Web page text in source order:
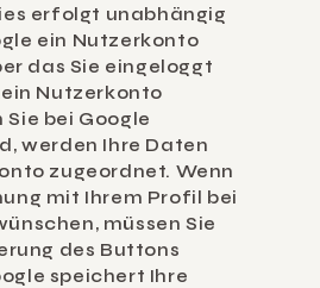
erfolgt unabhängig
ein Nutzerkonto
das Sie eingeloggt
Nutzerkonto
bei Google
werden Ihre Daten
zugeordnet. Wenn
mit Ihrem Profil bei
müssen Sie
des Buttons
speichert Ihre